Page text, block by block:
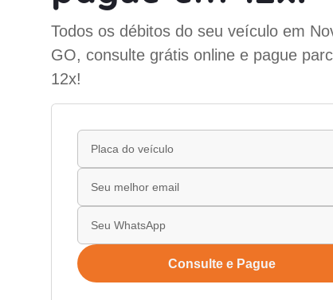
Todos os débitos do seu veículo em
GO, consulte grátis online e pague
12x!
Consulte e Pague